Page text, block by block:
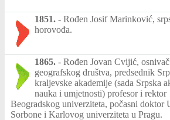
1851. - Rođen Josif Marinković,
horovođa.
1865. - Rođen Jovan Cvijić,
geografskog društva, predsednik
kraljevske akademije (sada Srpska
nauka i umjetnosti) profesor i rektor
Beogradskog univerziteta, počasni doktor
Sorbone i Karlovog univerziteta u Pragu.